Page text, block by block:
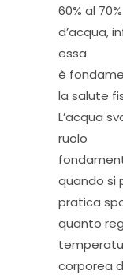
60% al 70%
d’acqua,
essa
è
la salute
L’acqua
ruolo
quando si
pratica
quanto
corporea